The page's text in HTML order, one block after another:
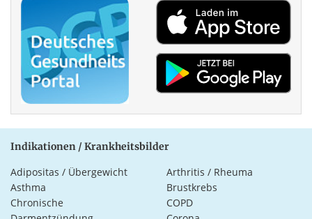
Indikationen / Krankheitsbilder
Adipositas / Übergewicht
Arthritis / Rheuma
Asthma
Brustkrebs
Chronische
COPD